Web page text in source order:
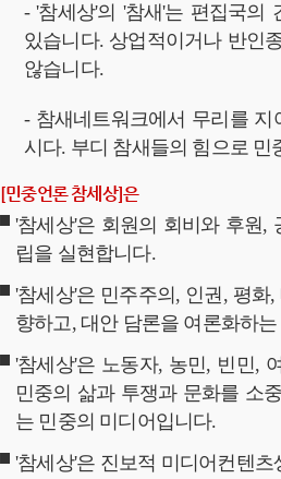
- '참세상'의 '참새'는 편집국의
있습니다. 상업적이거나 반인
않습니다.
- 참새네트워크에서 무리를
시다. 부디 참새들의 힘으로 민
[민중언론 참세상]은
'참세상'은 회원의 회비와 후원,
립을 실현합니다.
'참세상'은 민주주의, 인권, 평
향하고, 대안 담론을 여론화하
'참세상'은 노동자, 농민, 빈민,
민중의 삶과 투쟁과 문화를 소
는 민중의 미디어입니다.
'참세상'은 진보적 미디어컨텐